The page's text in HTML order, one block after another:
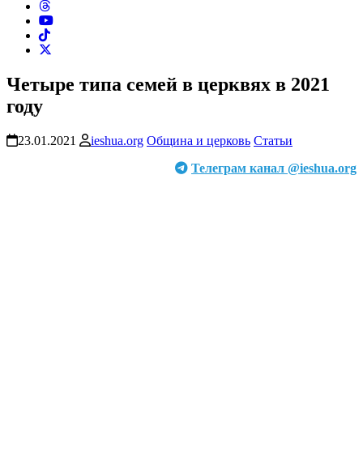
Четыре типа семей в церквях в 2021
году
23.01.2021 ieshua.org Община и церковь Статьи
Телеграм канал @ieshua.org